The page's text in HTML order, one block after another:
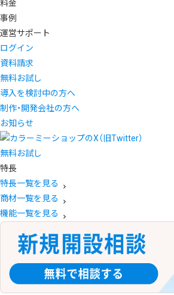
料金
事例
運営サポート
ログイン
資料請求
無料お試し
導入を検討中の方へ
制作・開発会社の方へ
お知らせ
無料お試し
特長
特長一覧を見る
商材一覧を見る
機能一覧を見る